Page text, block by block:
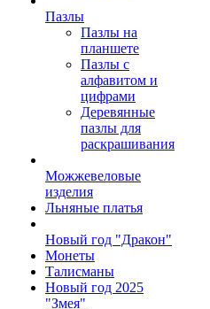
Пазлы
Пазлы на
планшете
Пазлы с
алфавитом и
цифрами
Деревянные
пазлы для
раскрашивания
Можжевеловые
изделия
Льняные платья
Новый год "Дракон"
Монеты
Талисманы
Новый год 2025
"Змея"